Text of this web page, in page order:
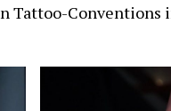
Tattoo-Conventions